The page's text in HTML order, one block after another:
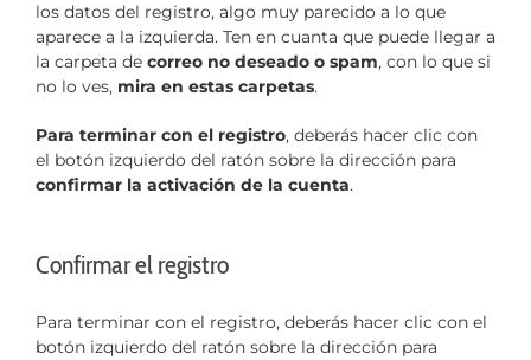
los datos del registro, algo muy parecido a lo que
aparece a la izquierda. Ten en cuanta que puede llegar a
la carpeta de correo no deseado o spam, con lo que si
no lo ves, mira en estas carpetas.
Para terminar con el registro, deberás hacer clic con
el botón izquierdo del ratón sobre la dirección para
confirmar la activación de la cuenta.
Confirmar el registro
Para terminar con el registro, deberás hacer clic con el
botón izquierdo del ratón sobre la dirección para